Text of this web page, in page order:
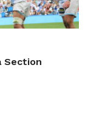
Section